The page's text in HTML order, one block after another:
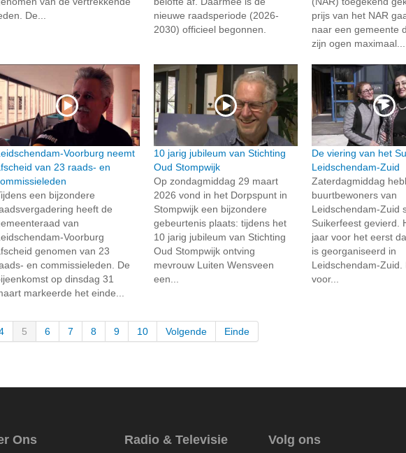
De...
nieuwe raadsperiode (2026-
2030) officieel begonnen.
prijs van het NAR
naar een gemeente
zijn ogen maximaal...
Voorburg neemt
van 23 raads- en
een bijzondere
heeft de
van
Voorburg
genomen van 23
en commissieleden. De
op dinsdag 31
markeerde het einde...
10 jarig jubileum van Stichting
Oud Stompwijk
Op zondagmiddag 29 maart
2026 vond in het Dorpspunt in
Stompwijk een bijzondere
gebeurtenis plaats: tijdens het
10 jarig jubileum van Stichting
Oud Stompwijk ontving
mevrouw Luiten Wensveen
een...
De viering van het
Leidschendam-Zuid
Zaterdagmiddag
buurtbewoners van
Leidschendam-Zuid
Suikerfeest gevierd.
jaar voor het eerst
is georganiseerd in
Leidschendam-Zuid.
voor...
5 6 7 8 9 10 Volgende Einde
Ons Radio & Televisie Volg ons